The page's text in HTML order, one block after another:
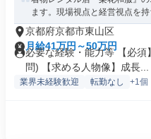
ます。現場視点と経営視点を持
京都府京都市東山区
月給41万円～50万円
必要な経験・能力等 【必
問) 【求める人物像】成長...
業界未経験歓迎 転勤なし +1個